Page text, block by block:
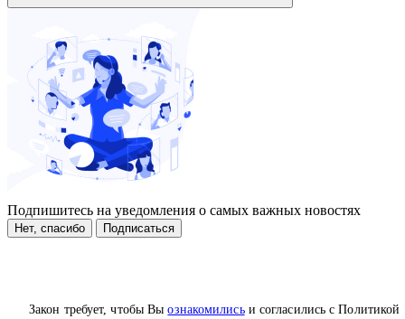
Закон требует, чтобы Выознакомилисьи согласились с Политикой
Подпишитесь на уведомления о самых важных новостях
Нет, спасибо Подписаться